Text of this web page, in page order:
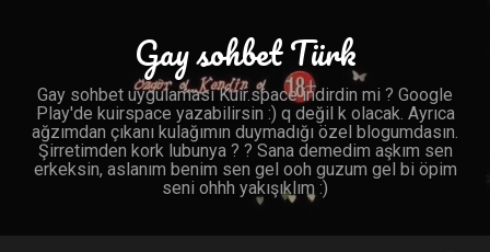
Gay sohbet Türk
Gay sohbet uygulaması Kuir.space indirdin mi ? Google
Play'de kuirspace yazabilirsin :) q değil k olacak. Ayrıca
ağzımdan çıkanı kulağımın duymadığı özel blogumdasın.
Şirretimden kork lubunya ? ? Sana demedim aşkım sen
erkeksin, aslanım benim sen gel ooh guzum gel bi öpim
seni ohhh yakışıklım :)